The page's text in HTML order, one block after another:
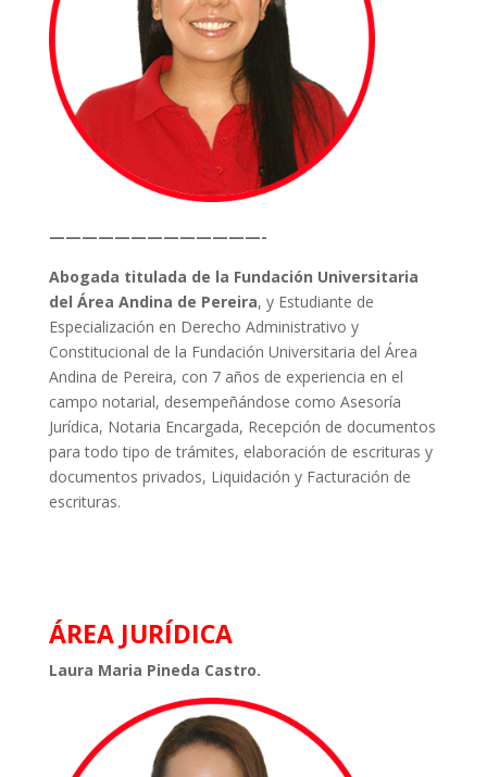
—————————————-
Abogada titulada de la Fundación Universitaria
del Área Andina de Pereira, y Estudiante de
Especialización en Derecho Administrativo y
Constitucional de la Fundación Universitaria del Área
Andina de Pereira, con 7 años de experiencia en el
campo notarial, desempeñándose como Asesoría
Jurídica, Notaria Encargada, Recepción de documentos
para todo tipo de trámites, elaboración de escrituras y
documentos privados, Liquidación y Facturación de
escrituras.
ÁREA JURÍDICA
Laura Maria Pineda Castro.